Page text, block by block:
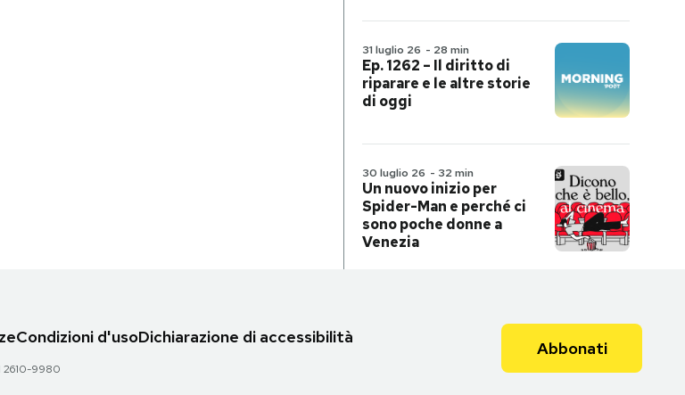
31 luglio 26 - 28 min
Ep. 1262 – Il diritto di
riparare e le altre storie
di oggi
30 luglio 26 - 32 min
Un nuovo inizio per
Spider-Man e perché ci
sono poche donne a
Venezia
Condizioni d'usoDichiarazione di accessibilità
2610-9980
Abbonati